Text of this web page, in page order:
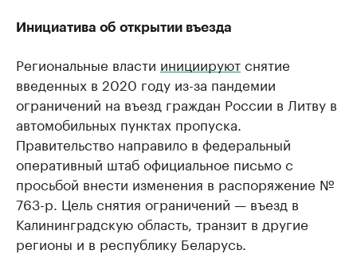
Инициатива об открытии въезда
Региональные власти инициируютснятие
введенных в 2020 году из-за пандемии
ограничений на въезд граждан России в Литву в
автомобильных пунктах пропуска.
Правительство направило в федеральный
оперативный штаб официальное письмо с
просьбой внести изменения в распоряжение №
763-р. Цель снятия ограничений — въезд в
Калининградскую область, транзит в другие
регионы и в республику Беларусь.